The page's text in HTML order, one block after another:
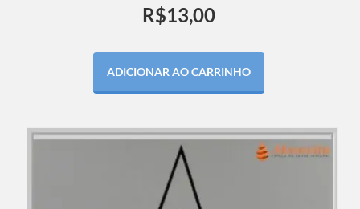
R$13,00
ADICIONAR AO CARRINHO